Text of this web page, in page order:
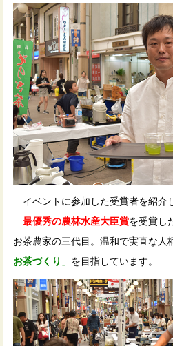
イベントに参加した受賞者を紹介
最優秀の農林水産大臣賞を受賞し
お茶農家の三代目。温和で実直な人
お茶づくり 」 を目指しています。